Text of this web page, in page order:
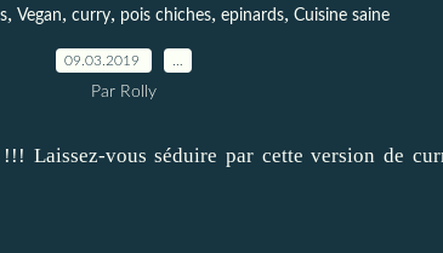
, Vegan, curry, pois chiches, epinards, Cuisine saine
09.03.2019
Par Rolly
Laissez-vous séduire par cette version de